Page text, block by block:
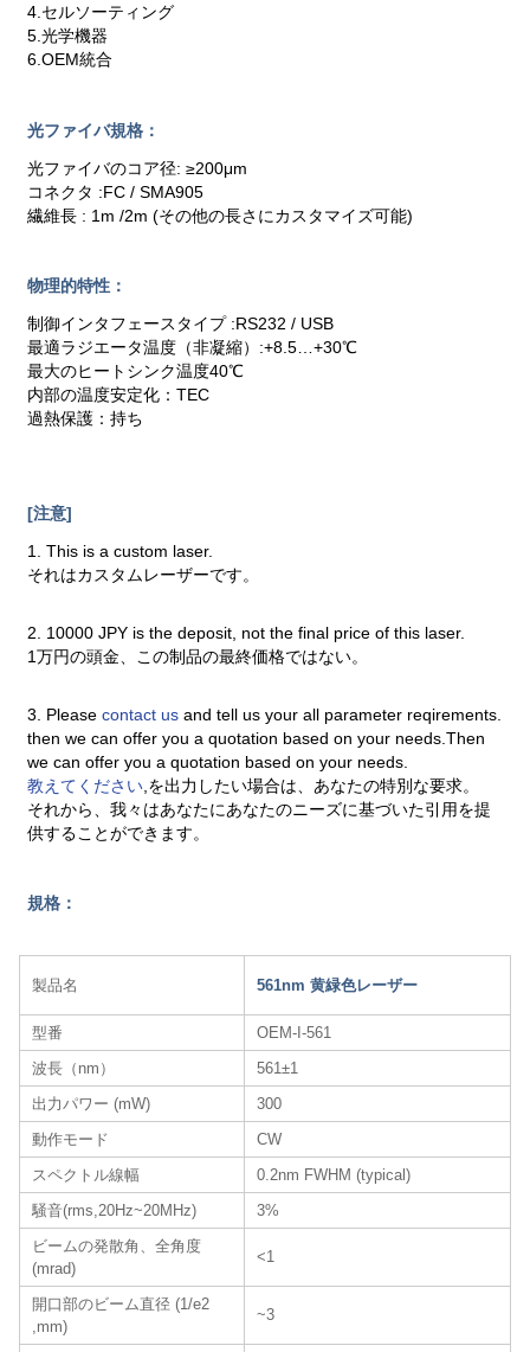
4.セルソーティング
5.光学機器
6.OEM統合
光ファイバ規格：
光ファイバのコア径: ≥200μm
コネクタ :FC / SMA905
繊維長 : 1m /2m (その他の長さにカスタマイズ可能)
物理的特性：
制御インタフェースタイプ :RS232 / USB
最適ラジエータ温度（非凝縮）:+8.5…+30℃
最大のヒートシンク温度40℃
内部の温度安定化：TEC
過熱保護：持ち
[注意]
1. This is a custom laser.
それはカスタムレーザーです。
2. 10000 JPY is the deposit, not the final price of this laser.
1万円の頭金、この制品の最終価格ではない。
3. Pleasecontact usand tell us your all parameter reqirements.
then we can offer you a quotation based on your needs.Then
we can offer you a quotation based on your needs.
教えてください ,を出力したい場合は、あなたの特別な要求。
それから、我々はあなたにあなたのニーズに基づいた引用を提
供することができます。
規格：
製品名 561nm 黄緑色レーザー
型番
OEM-I-561
波長（nm）
561±1
出力パワー (mW)
300
動作モード
CW
スペクトル線幅
0.2nm FWHM (typical)
騒音(rms,20Hz~20MHz)
3%
ビームの発散角、全角度
(mrad)
<1
開口部のビーム直径 (1/e2
,mm)
~3